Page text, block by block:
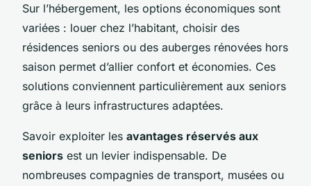
Sur l’hébergement, les options économiques sont
variées : louer chez l’habitant, choisir des
résidences seniors ou des auberges rénovées hors
saison permet d’allier confort et économies. Ces
solutions conviennent particulièrement aux seniors
grâce à leurs infrastructures adaptées.
Savoir exploiter les avantages réservés aux
seniors est un levier indispensable. De
nombreuses compagnies de transport, musées ou